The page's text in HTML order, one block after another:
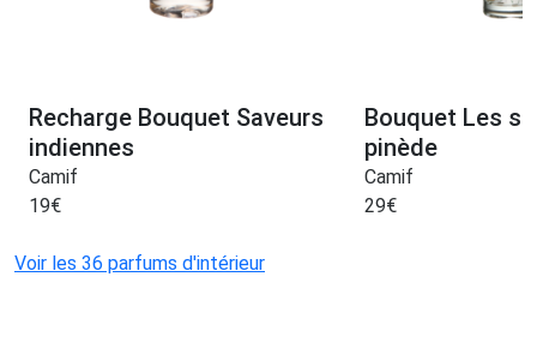
Recharge Bouquet Saveurs
indiennes
Camif
19€
Bouquet Les
pinède
Camif
29€
Voir les 36 parfums d'intérieur